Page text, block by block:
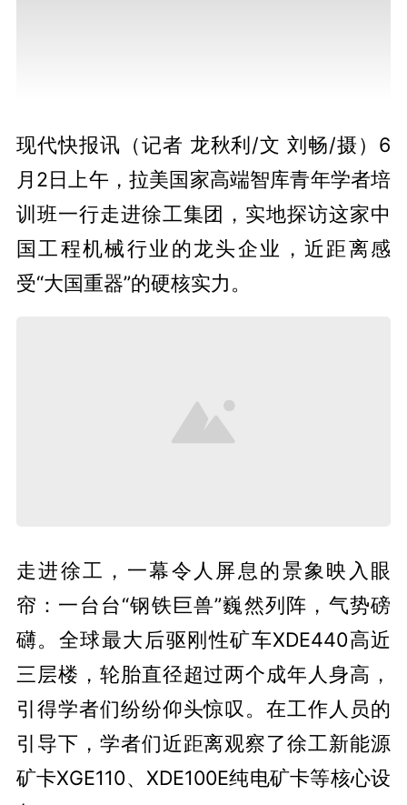
现代快报讯（记者 龙秋利/文 刘畅/摄）6
月2日上午，拉美国家高端智库青年学者培
训班一行走进徐工集团，实地探访这家中
国工程机械行业的龙头企业，近距离感
受“大国重器”的硬核实力。
走进徐工，一幕令人屏息的景象映入眼
帘：一台台“钢铁巨兽”巍然列阵，气势磅
礴。全球最大后驱刚性矿车XDE440高近
三层楼，轮胎直径超过两个成年人身高，
引得学者们纷纷仰头惊叹。在工作人员的
引导下，学者们近距离观察了徐工新能源
矿卡XGE110、XDE100E纯电矿卡等核心设